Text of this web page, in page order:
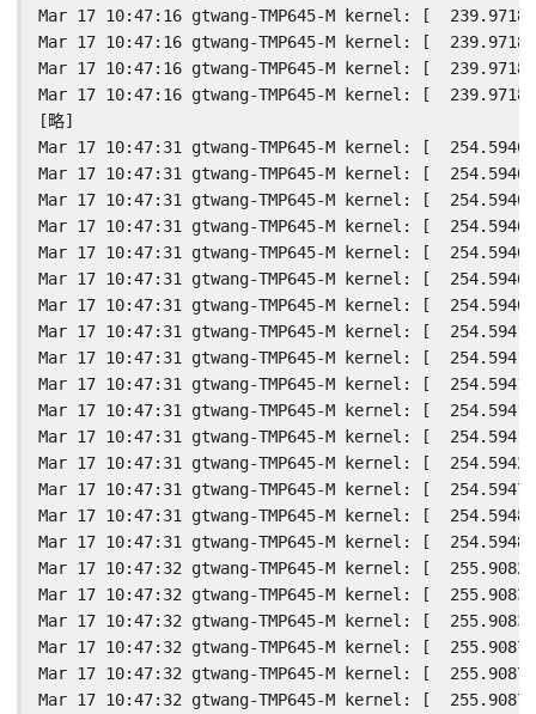
Mar 17 10:47:16 gtwang-TMP645-M kernel: [
Mar 17 10:47:16 gtwang-TMP645-M kernel: [
Mar 17 10:47:16 gtwang-TMP645-M kernel: [
Mar 17 10:47:16 gtwang-TMP645-M kernel: [
[略]
Mar 17 10:47:31 gtwang-TMP645-M kernel: [
Mar 17 10:47:31 gtwang-TMP645-M kernel: [
Mar 17 10:47:31 gtwang-TMP645-M kernel: [
Mar 17 10:47:31 gtwang-TMP645-M kernel: [
Mar 17 10:47:31 gtwang-TMP645-M kernel: [
Mar 17 10:47:31 gtwang-TMP645-M kernel: [
Mar 17 10:47:31 gtwang-TMP645-M kernel: [
Mar 17 10:47:31 gtwang-TMP645-M kernel: [
Mar 17 10:47:31 gtwang-TMP645-M kernel: [
Mar 17 10:47:31 gtwang-TMP645-M kernel: [
Mar 17 10:47:31 gtwang-TMP645-M kernel: [
Mar 17 10:47:31 gtwang-TMP645-M kernel: [
Mar 17 10:47:31 gtwang-TMP645-M kernel: [
Mar 17 10:47:31 gtwang-TMP645-M kernel: [
Mar 17 10:47:31 gtwang-TMP645-M kernel: [
Mar 17 10:47:31 gtwang-TMP645-M kernel: [
Mar 17 10:47:32 gtwang-TMP645-M kernel: [
Mar 17 10:47:32 gtwang-TMP645-M kernel: [
Mar 17 10:47:32 gtwang-TMP645-M kernel: [
Mar 17 10:47:32 gtwang-TMP645-M kernel: [
Mar 17 10:47:32 gtwang-TMP645-M kernel: [
Mar 17 10:47:32 gtwang-TMP645-M kernel: [